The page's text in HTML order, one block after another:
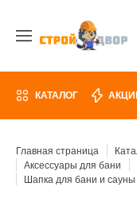
КАТАЛОГ
Главная страница
Аксессуары для бани
Шапка для бани и сауны